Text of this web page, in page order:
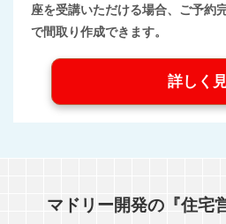
座を受講いただける場合、ご予約
で間取り作成できます。
詳しく
マドリー開発の『住宅